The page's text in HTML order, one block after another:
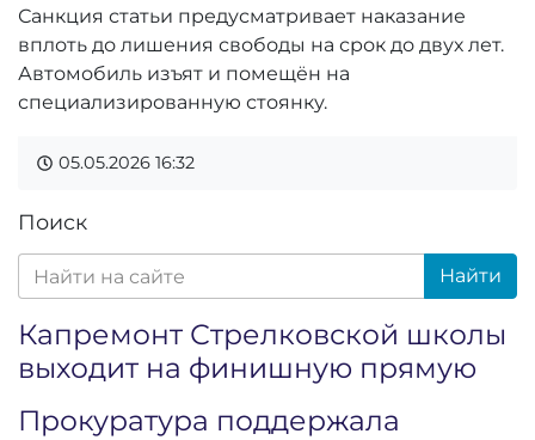
Санкция статьи предусматривает наказание
вплоть до лишения свободы на срок до двух лет.
Автомобиль изъят и помещён на
специализированную стоянку.
05.05.2026 16:32
Поиск
Найти
Капремонт Стрелковской школы
выходит на финишную прямую
Прокуратура поддержала